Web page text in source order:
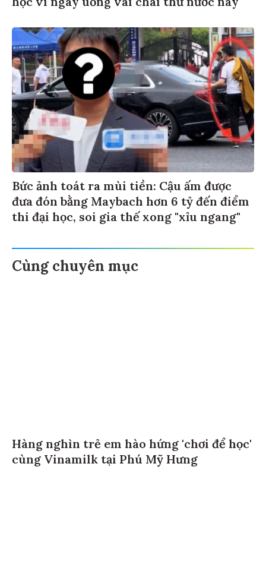
học vì ngày uống vài chai thứ nước này
Bức ảnh toát ra mùi tiền: Cậu ấm được
đưa đón bằng Maybach hơn 6 tỷ đến điểm
thi đại học, soi gia thế xong "xỉu ngang"
Cùng chuyên mục
Hàng nghìn trẻ em hào hứng 'chơi để học'
cùng Vinamilk tại Phú Mỹ Hưng